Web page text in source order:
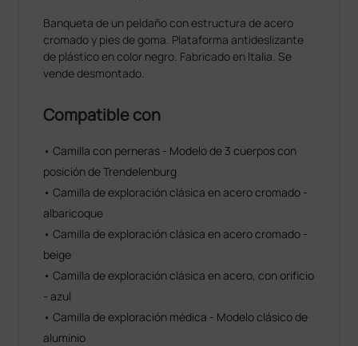
Banqueta de un peldaño con estructura de acero
cromado y pies de goma. Plataforma antideslizante
de plástico en color negro. Fabricado en Italia. Se
vende desmontado.
Compatible con
• Camilla con perneras - Modelo de 3 cuerpos con
posición de Trendelenburg
• Camilla de exploración clásica en acero cromado -
albaricoque
• Camilla de exploración clásica en acero cromado -
beige
• Camilla de exploración clásica en acero, con orificio
- azul
• Camilla de exploración médica - Modelo clásico de
aluminio